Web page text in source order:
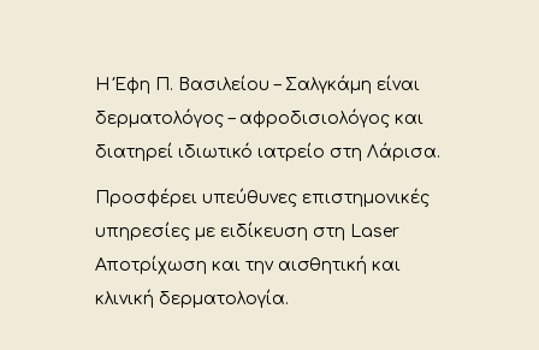
Η Έφη Π. Βασιλείου – Σαλγκάμη είναι
δερματολόγος – αφροδισιολόγος και
διατηρεί ιδιωτικό ιατρείο στη Λάρισα.
Προσφέρει υπεύθυνες επιστημονικές
υπηρεσίες με ειδίκευση στη Laser
Αποτρίχωση και την αισθητική και
κλινική δερματολογία.